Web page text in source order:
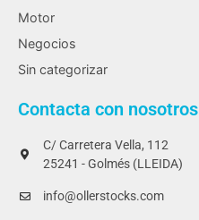
Motor
Negocios
Sin categorizar
Contacta con nosotros
C/ Carretera Vella, 112
25241 - Golmés (LLEIDA)
info@ollerstocks.com